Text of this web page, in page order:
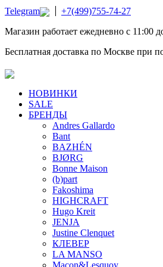
Telegram
+7(499)755-74-27
Магазин работает ежедневно с 11:00
Бесплатная доставка по Москве при
НОВИНКИ
SALE
БРЕНДЫ
Andres Gallardo
Bant
BAZHÉN
BJØRG
Bonne Maison
(b)part
Fakoshima
HIGHCRAFT
Hugo Kreit
JENJA
Justine Clenquet
КЛЕВЕР
LA MANSO
Macon&Lesquoy